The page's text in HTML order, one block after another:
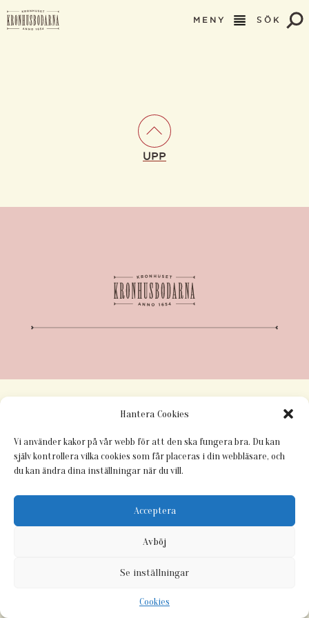
Hantera Cookies
Vi använder kakor på vår webb för att den ska fungera bra. Du kan
själv kontrollera vilka cookies som får placeras i din webbläsare, och
du kan ändra dina inställningar när du vill.
Acceptera
Avböj
Se inställningar
Cookies
MENY SÖK
UPP